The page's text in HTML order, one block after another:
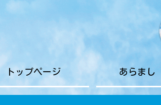
トップページ あらまし